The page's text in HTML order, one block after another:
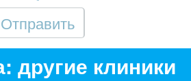
Отправить
другие клиники